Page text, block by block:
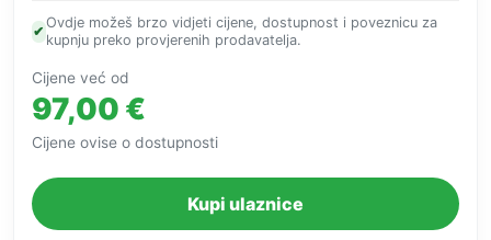
✔
Ovdje možeš brzo vidjeti cijene, dostupnost i poveznicu za
kupnju preko provjerenih prodavatelja.
Cijene već od
97,00 €
Cijene ovise o dostupnosti
Kupi ulaznice